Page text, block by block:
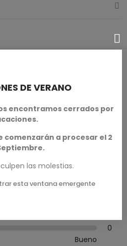
media
Reseña
0
Bueno
DE VERANO
encontramos cerrados por
comenzarán a procesar el 2
las molestias.
esta ventana emergente